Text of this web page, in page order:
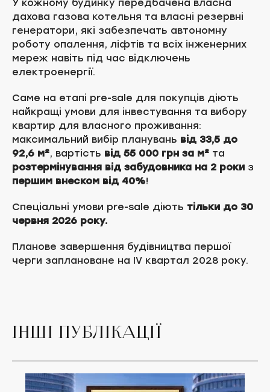
У кожному будинку передбачена власна
дахова газова котельня та власні резервні
генератори, які забезпечать автономну
роботу опалення, ліфтів та всіх інженерних
мереж навіть під час відключень
електроенергії.
Саме на етапі pre-sale для покупців діють
найкращі умови для інвестування та вибору
квартир для власного проживання:
максимальний вибір планувань від 33,5 до
92,6 м², вартість від 55 000 грн за м² та
розтермінування від забудовника на 2 роки з
першим внеском від 40%!
Спеціальні умови pre-sale діють тільки до 30
червня 2026 року.
Планове завершення будівництва першої
черги заплановане на IV квартал 2028 року.
ІНШІ ПУБЛІКАЦІЇ